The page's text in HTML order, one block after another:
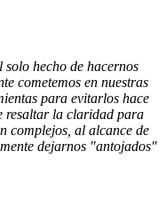
hecho de hacernos
cometemos en nuestras
para evitarlos hace
resaltar la claridad para
complejos, al alcance de
dejarnos "antojados"